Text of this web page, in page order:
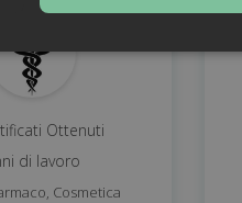
Ottenuti
di lavoro
, Cosmetica